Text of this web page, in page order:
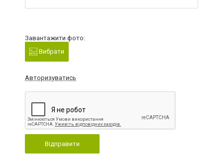
Завантажити фото:
Вибрати
Авторизуватись
Відправити